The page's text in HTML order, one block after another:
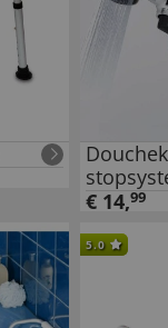
€ 14,99
5.0